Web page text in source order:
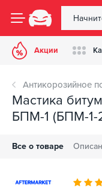
Акции
Антикорозийное
Мастика
БПМ-1 (БПМ-1-
Все о товаре